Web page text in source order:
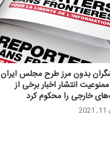
بدون مرز طرح مجلس ایران
انتشار اخبار برخی از
خارجی را محکوم کرد